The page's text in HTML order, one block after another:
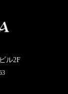
ル2F